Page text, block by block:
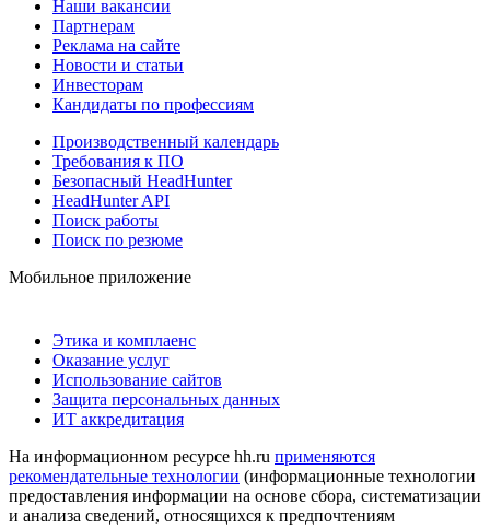
Наши вакансии
Партнерам
Реклама на сайте
Новости и статьи
Инвесторам
Кандидаты по профессиям
Производственный календарь
Требования к ПО
Безопасный HeadHunter
HeadHunter API
Поиск работы
Поиск по резюме
Мобильное приложение
Этика и комплаенс
Оказание услуг
Использование сайтов
Защита персональных данных
ИТ аккредитация
На информационном ресурсе hh.ru применяются
рекомендательные технологии (информационные технологии
предоставления информации на основе сбора, систематизации
и анализа сведений, относящихся к предпочтениям